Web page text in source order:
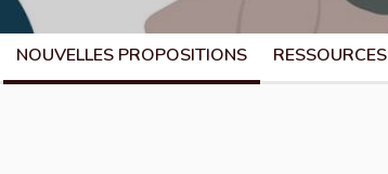
NOUVELLES PROPOSITIONS RESSOURCES